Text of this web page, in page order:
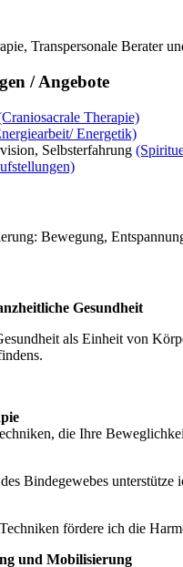
Transpersonale Berater
/ Angebote
Therapie)
Energetik)
Selbsterfahrung
Bewegung,
Gesundheit
als Einheit von
die Ihre
Bindegewebes
fördere ich die
und Mobilisierung